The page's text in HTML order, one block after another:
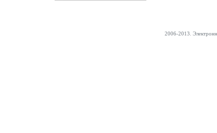
2006-2013.